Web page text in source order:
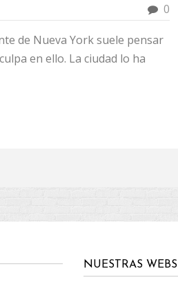
0
de Nueva York suele pensar
en ello. La ciudad lo ha
NUESTRAS WEBS